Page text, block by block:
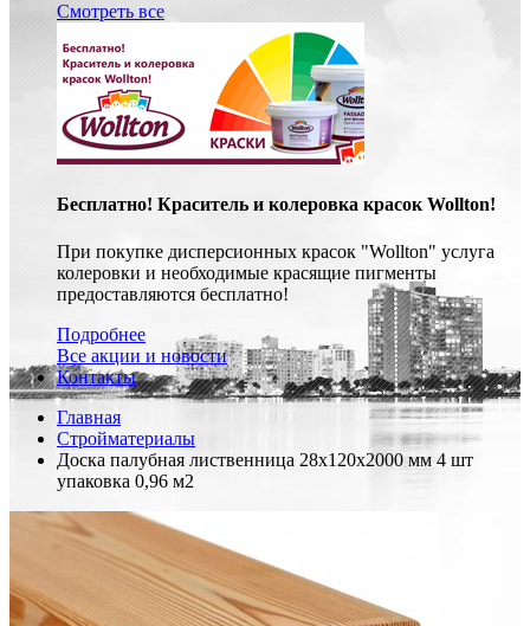
Смотреть все
Бесплатно! Краситель и колеровка красок Wollton!
При покупке дисперсионных красок "Wollton" услуга
колеровки и необходимые красящие пигменты
предоставляются бесплатно!
Подробнее
Все акции и новости
Контакты
Главная
Стройматериалы
Доска палубная лиственница 28х120х2000 мм 4 шт
упаковка 0,96 м2